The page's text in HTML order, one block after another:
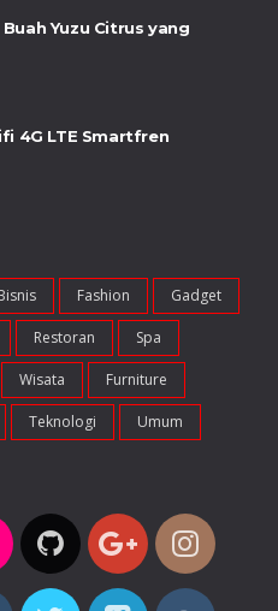
Yuzu Citrus yang
4G LTE Smartfren
Fashion Gadget
Restoran Spa
Wisata Furniture
Teknologi Umum